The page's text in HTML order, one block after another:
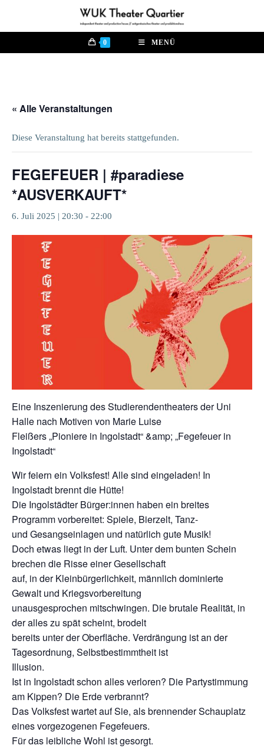
springen
0 MENÜ
« Alle Veranstaltungen
Diese Veranstaltung hat bereits stattgefunden.
FEGEFEUER | #paradiese
*AUSVERKAUFT*
6. Juli 2025 | 20:30 - 22:00
Eine Inszenierung des Studierendentheaters der Uni
Halle nach Motiven von Marie Luise
Fleißers „Pioniere in Ingolstadt“ &amp; „Fegefeuer in
Ingolstadt“
Wir feiern ein Volksfest! Alle sind eingeladen! In
Ingolstadt brennt die Hütte!
Die Ingolstädter Bürger:innen haben ein breites
Programm vorbereitet: Spiele, Bierzelt, Tanz-
und Gesangseinlagen und natürlich gute Musik!
Doch etwas liegt in der Luft. Unter dem bunten Schein
brechen die Risse einer Gesellschaft
auf, in der Kleinbürgerlichkeit, männlich dominierte
Gewalt und Kriegsvorbereitung
unausgesprochen mitschwingen. Die brutale Realität, in
der alles zu spät scheint, brodelt
bereits unter der Oberfläche. Verdrängung ist an der
Tagesordnung, Selbstbestimmtheit ist
Illusion.
Ist in Ingolstadt schon alles verloren? Die Partystimmung
am Kippen? Die Erde verbrannt?
Das Volksfest wartet auf Sie, als brennender Schauplatz
eines vorgezogenen Fegefeuers.
Für das leibliche Wohl ist gesorgt.